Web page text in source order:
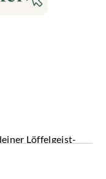
Löffelgeist-